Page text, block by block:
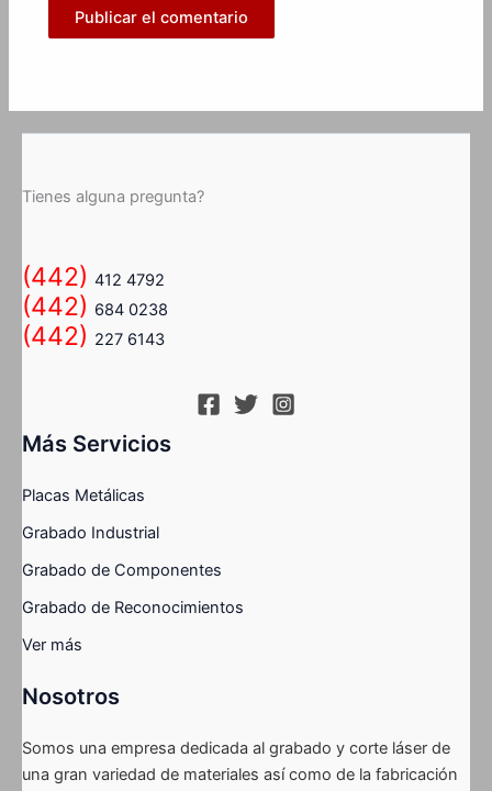
Tienes alguna pregunta?
(442) 412 4792
(442) 684 0238
(442) 227 6143
Más Servicios
Placas Metálicas
Grabado Industrial
Grabado de Componentes
Grabado de Reconocimientos
Ver más
Nosotros
Somos una empresa dedicada al grabado y corte láser de
una gran variedad de materiales así como de la fabricación